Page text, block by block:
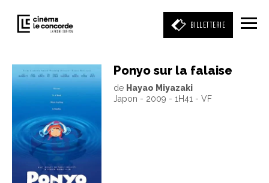
BILLETTERIE
Entrez votre mot clé
(film, réalisateur, acteur, événement)
Ponyo sur la falaise
de Hayao Miyazaki
Japon - 2009 - 1H41 - VF